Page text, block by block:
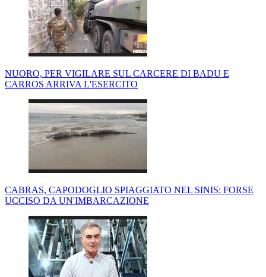
NUORO, PER VIGILARE SUL CARCERE DI BADU E
CARROS ARRIVA L'ESERCITO
CABRAS, CAPODOGLIO SPIAGGIATO NEL SINIS: FORSE
UCCISO DA UN'IMBARCAZIONE